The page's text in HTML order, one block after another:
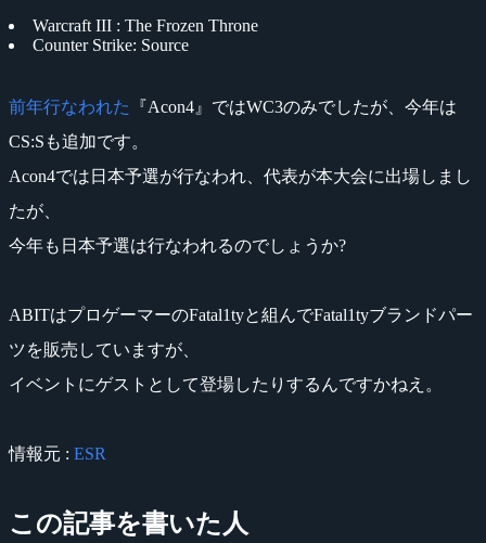
Warcraft III : The Frozen Throne
Counter Strike: Source
前年行なわれた
『Acon4』ではWC3のみでしたが、今年は
CS:Sも追加です。
Acon4では日本予選が行なわれ、代表が本大会に出場しまし
たが、
今年も日本予選は行なわれるのでしょうか?
ABITはプロゲーマーのFatal1tyと組んでFatal1tyブランドパー
ツを販売していますが、
イベントにゲストとして登場したりするんですかねえ。
情報元 : ESR
この記事を書いた人